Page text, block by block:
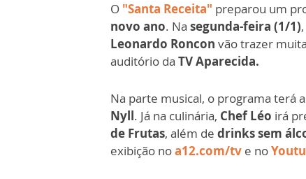
O "Santa Receita" preparou um
novo ano. Na segunda-feira (1/1)
Leonardo Roncon vão trazer
auditório da TV Aparecida.
Na parte musical, o programa terá
Nyll. Já na culinária, Chef Léo irá
de Frutas, além de drinks sem
exibição noa12.com/tv e no